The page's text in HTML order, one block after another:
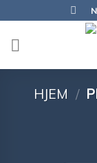
to
content
HJEM /